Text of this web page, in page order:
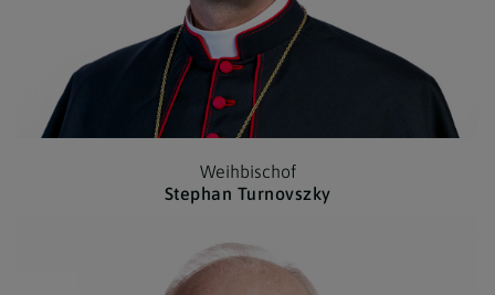
Weihbischof
Stephan Turnovszky